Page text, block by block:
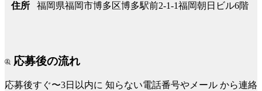
住所 福岡県福岡市博多区博多駅前2-1-1福岡朝日ビル6階
応募後の流れ
応募後すぐ〜3日以内に 知らない電話番号やメール から連絡